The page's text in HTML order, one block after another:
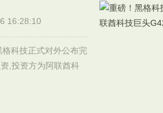
16:28:10
科技正式对外公布完
,投资方为阿联酋科